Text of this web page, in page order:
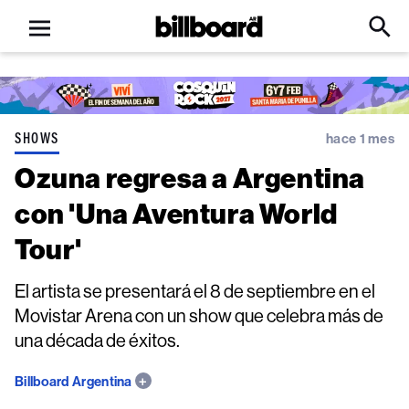
Open
menu
Billboard
Click
Input
SHOWS hace 1 mes
Ozuna regresa a Argentina
con 'Una Aventura World
Tour'
El artista se presentará el 8 de septiembre en el
Movistar Arena con un show que celebra más de
una década de éxitos.
Billboard Argentina